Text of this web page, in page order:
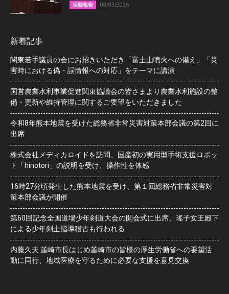
活動報告 08/03/2026
新着記事
関東若手議員の会にお招きいただき「富士山噴火への備え」「災
害時における偽・誤情報への対応」をテーマに講演
国営農業水利事業促進関東協議会の皆さまより農業水利施設の整
備・更新や維持管理に関するご要望をいただきました
令和8年熊本地震を受けた総務省非常災害対策本部会議の第2回に
出席
株式会社メディカロイドを訪問、国産初の実用型手術支援ロボッ
ト「hinotori」の説明を受け、操作性を体感
16時27分頃発生した熊本地震を受け、第１回総務省非常災害対
策本部会議が開催
第60回記念全国道場少年剣道大会の開会式に出席、瑤子女王殿下
による少年剣士指導稽古も行われる
内藤久夫 韮崎市長はじめ韮崎市の皆様の厚生労働省への要望活
動に同行、地域医療を守るために必要な支援を意見交換